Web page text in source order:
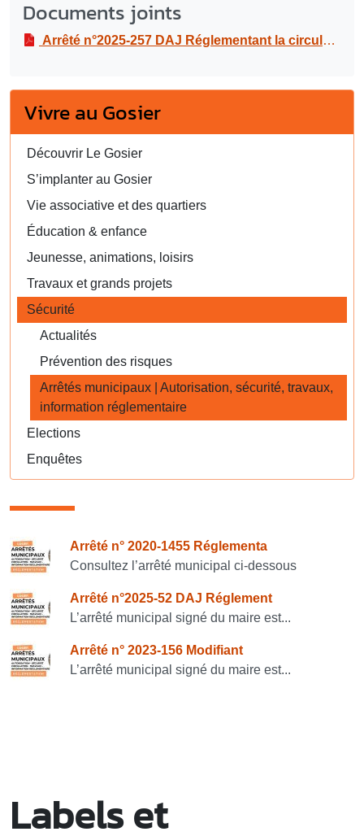
Documents joints
Arrêté n°2025-257 DAJ Réglementant la circulation et le stationnement dans le cadre de travaux de raccordement au réseau électrique, sur la parcelle BA 56 sise à route de Beaumanoir, du 21/08 au 23/09/2025
Vivre au Gosier
Découvrir Le Gosier
S’implanter au Gosier
Vie associative et des quartiers
Éducation & enfance
Jeunesse, animations, loisirs
Travaux et grands projets
Sécurité
Actualités
Prévention des risques
Arrêtés municipaux | Autorisation, sécurité, travaux,
information réglementaire
Elections
Enquêtes
Consulter également
Arrêté n° 2020-1455 Réglementa
Consultez l’arrêté municipal ci-dessous
Arrêté n°2025-52 DAJ Réglement
L’arrêté municipal signé du maire est...
Arrêté n° 2023-156 Modifiant
L’arrêté municipal signé du maire est...
Labels et